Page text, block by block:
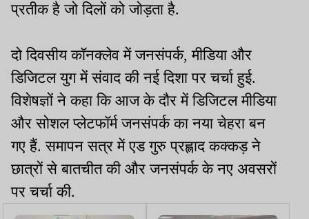
प्रतीक है जो दिलों को जोड़ता है.
दो दिवसीय कॉनक्लेव में जनसंपर्क, मीडिया और
डिजिटल युग में संवाद की नई दिशा पर चर्चा हुई.
विशेषज्ञों ने कहा कि आज के दौर में डिजिटल मीडिया
और सोशल प्लेटफॉर्म जनसंपर्क का नया चेहरा बन
गए हैं. समापन सत्र में एड गुरु प्रह्लाद कक्कड़ ने
छात्रों से बातचीत की और जनसंपर्क के नए अवसरों
पर चर्चा की.